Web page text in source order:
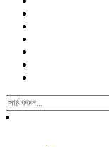
Search
For: